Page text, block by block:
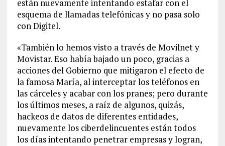
están nuevamente intentando estafar con el
esquema de llamadas telefónicas y no pasa solo
con Digitel.
«También lo hemos visto a través de Movilnet y
Movistar. Eso había bajado un poco, gracias a
acciones del Gobierno que mitigaron el efecto de
la famosa María, al interceptar los teléfonos en
las cárceles y acabar con los pranes; pero durante
los últimos meses, a raíz de algunos, quizás,
hackeos de datos de diferentes entidades,
nuevamente los ciberdelincuentes están todos
los días intentando penetrar empresas y logran,